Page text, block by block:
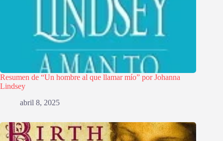
Resumen de “Un hombre al que llamar mío” por Johanna
Lindsey
abril 8, 2025